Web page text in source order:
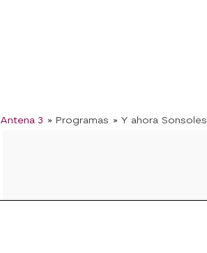
Antena 3 » Programas » Y ahora Sonsoles